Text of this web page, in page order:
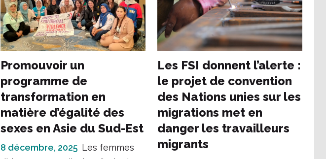
Promouvoir un
programme de
transformation en
matière d’égalité des
sexes en Asie du Sud-Est
8 décembre, 2025 Les femmes
Les FSI donnent l’alerte :
le projet de convention
des Nations unies sur les
migrations met en
danger les travailleurs
migrants